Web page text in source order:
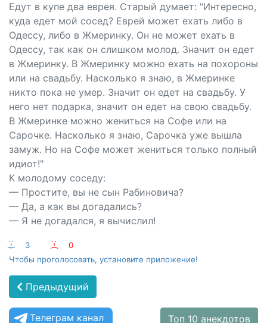
Едут в купе два еврея. Старый думает: "Интересно,
куда едет мой сосед? Еврей может ехать либо в
Одессу, либо в Жмеринку. Он не может ехать в
Одессу, так как он слишком молод. Значит он едет
в Жмеринку. В Жмеринку можно ехать на похороны
или на свадьбу. Насколько я знаю, в Жмеринке
никто пока не умер. Значит он едет на свадьбу. У
него нет подарка, значит он едет на свою свадьбу.
В Жмеринке можно жениться на Софе или на
Сарочке. Насколько я знаю, Сарочка уже вышла
замуж. Но на Софе может жениться только полный
идиот!"
К молодому соседу:
— Простите, вы не сын Рабиновича?
— Да, а как вы догадались?
— Я не догадался, я вычислил!
:-) 3 :-(
0
Чтобы проголосовать, установите приложение!
Предыдущий
Телеграм канал Топ 10 анекдотов